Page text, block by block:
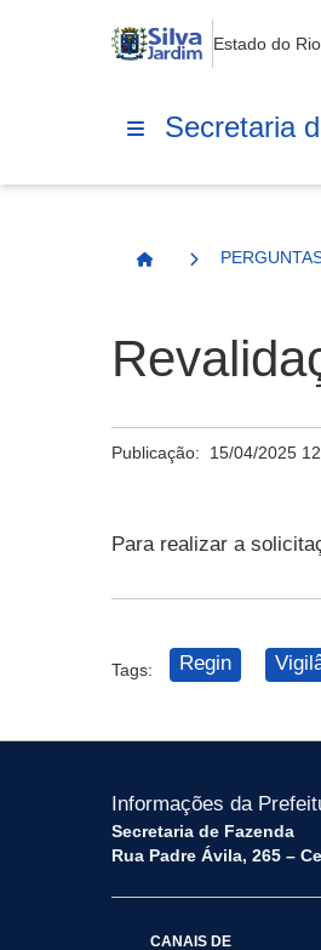
Estado do
Secretaria
Página Inicial
Publicação: 15/04/2025
Para realizar a
Tags: Regin
Informações da
Secretaria de Fazenda
Rua Padre Ávila, 265 –
CANAIS DE